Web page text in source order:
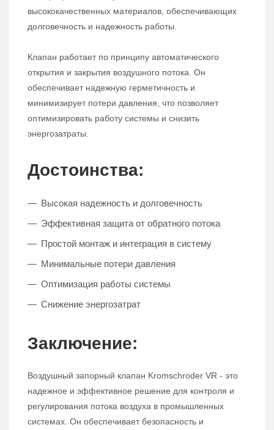
высококачественных материалов, обеспечивающих
долговечность и надежность работы.
Клапан работает по принципу автоматического
открытия и закрытия воздушного потока. Он
обеспечивает надежную герметичность и
минимизирует потери давления, что позволяет
оптимизировать работу системы и снизить
энергозатраты.
Достоинства:
Высокая надежность и долговечность
Эффективная защита от обратного потока
Простой монтаж и интеграция в систему
Минимальные потери давления
Оптимизация работы системы
Снижение энергозатрат
Заключение:
Воздушный запорный клапан Kromschroder VR - это
надежное и эффективное решение для контроля и
регулирования потока воздуха в промышленных
системах. Он обеспечивает безопасность и